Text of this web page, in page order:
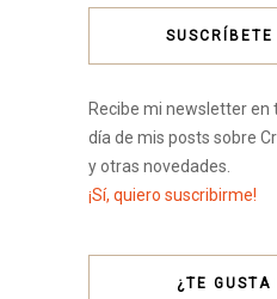
Recibe mi newsletter en
día de mis posts sobre
y otras novedades.
¡Sí, quiero suscribirme!
¿TE GUSTA